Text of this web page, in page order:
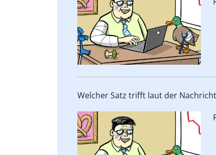
Welcher Satz trifft laut der